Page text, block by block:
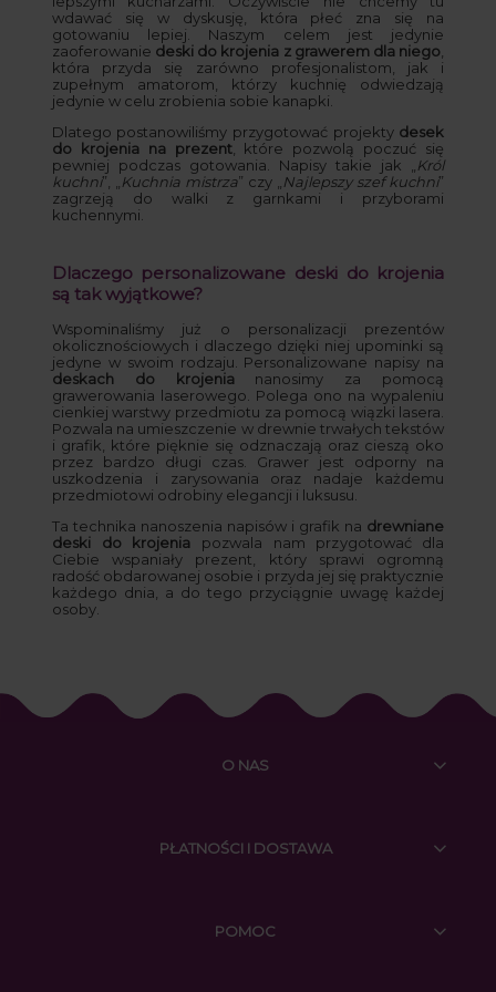
wdawać się w dyskusję, która płeć zna się na
gotowaniu lepiej. Naszym celem jest jedynie
zaoferowanie deski do krojenia z grawerem dla niego,
która przyda się zarówno profesjonalistom, jak i
zupełnym amatorom, którzy kuchnię odwiedzają
jedynie w celu zrobienia sobie kanapki.
Dlatego postanowiliśmy przygotować projekty desek
do krojenia na prezent, które pozwolą poczuć się
pewniej podczas gotowania. Napisy takie jak „Król
kuchni”, „Kuchnia mistrza” czy „Najlepszy szef kuchni”
zagrzeją do walki z garnkami i przyborami
kuchennymi.
Dlaczego personalizowane deski do krojenia
są tak wyjątkowe?
Wspominaliśmy już o personalizacji prezentów
okolicznościowych i dlaczego dzięki niej upominki są
jedyne w swoim rodzaju. Personalizowane napisy na
deskach do krojeniananosimy za pomocą
grawerowania laserowego. Polega ono na wypaleniu
cienkiej warstwy przedmiotu za pomocą wiązki lasera.
Pozwala na umieszczenie w drewnie trwałych tekstów
i grafik, które pięknie się odznaczają oraz cieszą oko
przez bardzo długi czas. Grawer jest odporny na
uszkodzenia i zarysowania oraz nadaje każdemu
przedmiotowi odrobiny elegancji i luksusu.
Ta technika nanoszenia napisów i grafik na drewniane
deski do krojenia pozwala nam przygotować dla
Ciebie wspaniały prezent, który sprawi ogromną
radość obdarowanej osobie i przyda jej się praktycznie
każdego dnia, a do tego przyciągnie uwagę każdej
osoby.
O NAS
PŁATNOŚCI I DOSTAWA
POMOC